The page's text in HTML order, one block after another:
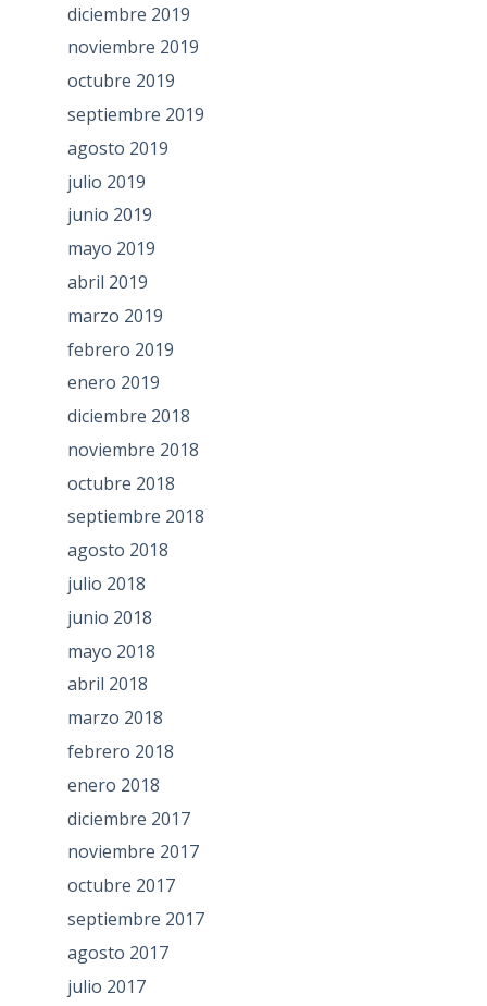
diciembre 2019
noviembre 2019
octubre 2019
septiembre 2019
agosto 2019
julio 2019
junio 2019
mayo 2019
abril 2019
marzo 2019
febrero 2019
enero 2019
diciembre 2018
noviembre 2018
octubre 2018
septiembre 2018
agosto 2018
julio 2018
junio 2018
mayo 2018
abril 2018
marzo 2018
febrero 2018
enero 2018
diciembre 2017
noviembre 2017
octubre 2017
septiembre 2017
agosto 2017
julio 2017